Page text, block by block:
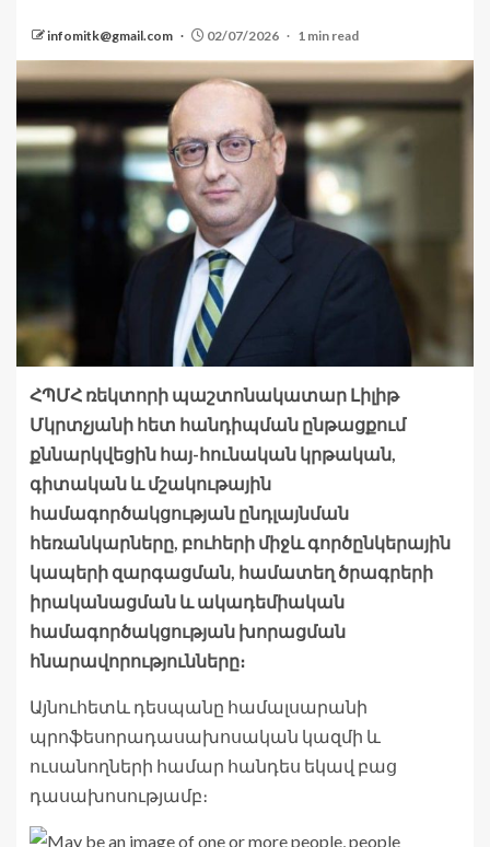
infomitk@gmail.com 02/07/2026 1 min read
ՀՊՄՀ ռեկտորի պաշտոնակատար Լիլիթ
Մկրտչյանի հետ հանդիպման ընթացքում
քննարկվեցին հայ-հունական կրթական,
գիտական և մշակութային
համագործակցության ընդլայնման
հեռանկարները, բուհերի միջև գործընկերային
կապերի զարգացման, համատեղ ծրագրերի
իրականացման և ակադեմիական
համագործակցության խորացման
հնարավորությունները։
Այնուհետև դեսպանը համալսարանի
պրոֆեսորադասախոսական կազմի և
ուսանողների համար հանդես եկավ բաց
դասախոսությամբ։